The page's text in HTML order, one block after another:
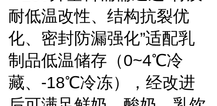
耐低温改性、结构抗裂优
化、密封防漏强化”适配乳
制品低温储存（0~4℃冷
藏、 -18℃冷冻），经改进